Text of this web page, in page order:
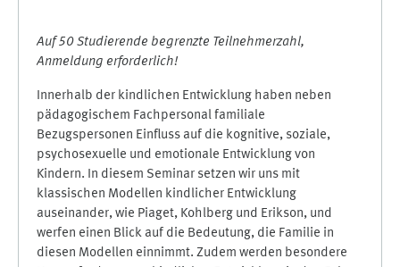
Auf 50 Studierende begrenzte Teilnehmerzahl,
Anmeldung erforderlich!
Innerhalb der kindlichen Entwicklung haben neben
pädagogischem Fachpersonal familiale
Bezugspersonen Einfluss auf die kognitive, soziale,
psychosexuelle und emotionale Entwicklung von
Kindern. In diesem Seminar setzen wir uns mit
klassischen Modellen kindlicher Entwicklung
auseinander, wie Piaget, Kohlberg und Erikson, und
werfen einen Blick auf die Bedeutung, die Familie in
diesen Modellen einnimmt. Zudem werden besondere